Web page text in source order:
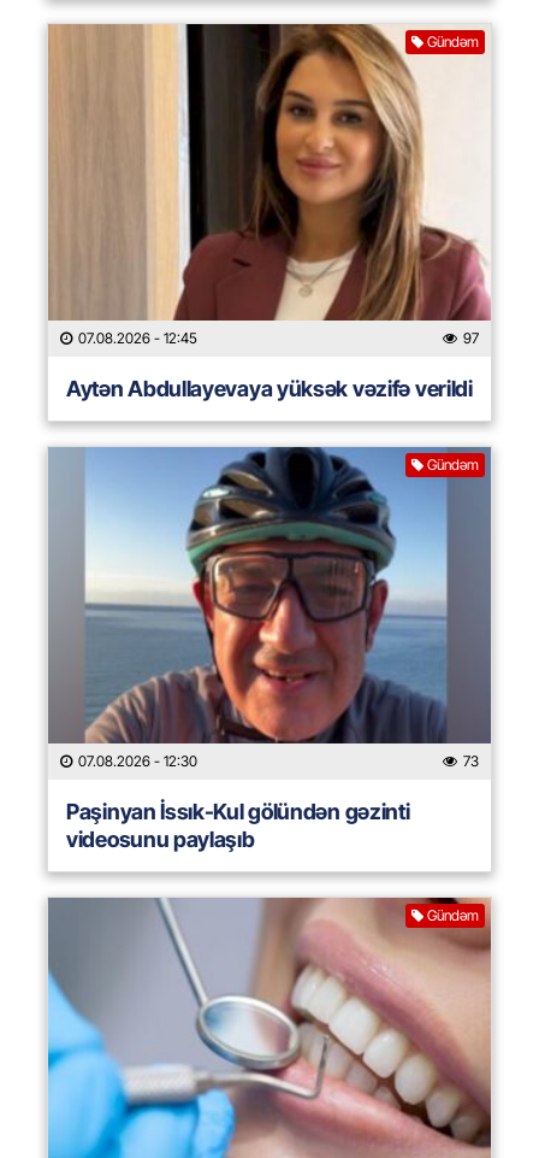
Gündəm
07.08.2026 - 12:45 97
Aytən Abdullayevaya yüksək vəzifə verildi
Gündəm
07.08.2026 - 12:30 73
Paşinyan İssık-Kul gölündən gəzinti
videosunu paylaşıb
Gündəm